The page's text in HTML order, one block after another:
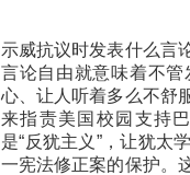
示威抗议时发表什么言
言论自由就意味着不
心、让人听着多么不舒
来指责美国校园支持
是“反犹主义”，让犹太
一宪法修正案的保护。